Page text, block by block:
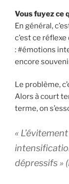
Vous fuyez ce
En général,
c’est ce
: #émotions
encore
Le problème,
Alors à court
terme, on
«
dépressifs »